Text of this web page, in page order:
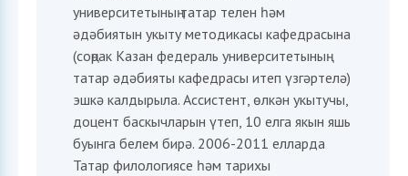
университетының татар телен һәм
әдәбиятын укыту методикасы кафедрасына
(соңрак Казан федераль университетының
татар әдәбияты кафедрасы итеп үзгәртелә)
эшкә калдырыла. Ассистент, өлкән укытучы,
доцент баскычларын үтеп, 10 елга якын яшь
буынга белем бирә. 2006-2011 елларда
Татар филологиясе һәм тарихы